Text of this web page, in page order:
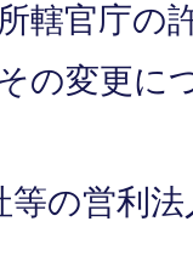
轄官庁の
の変更に
等の営利